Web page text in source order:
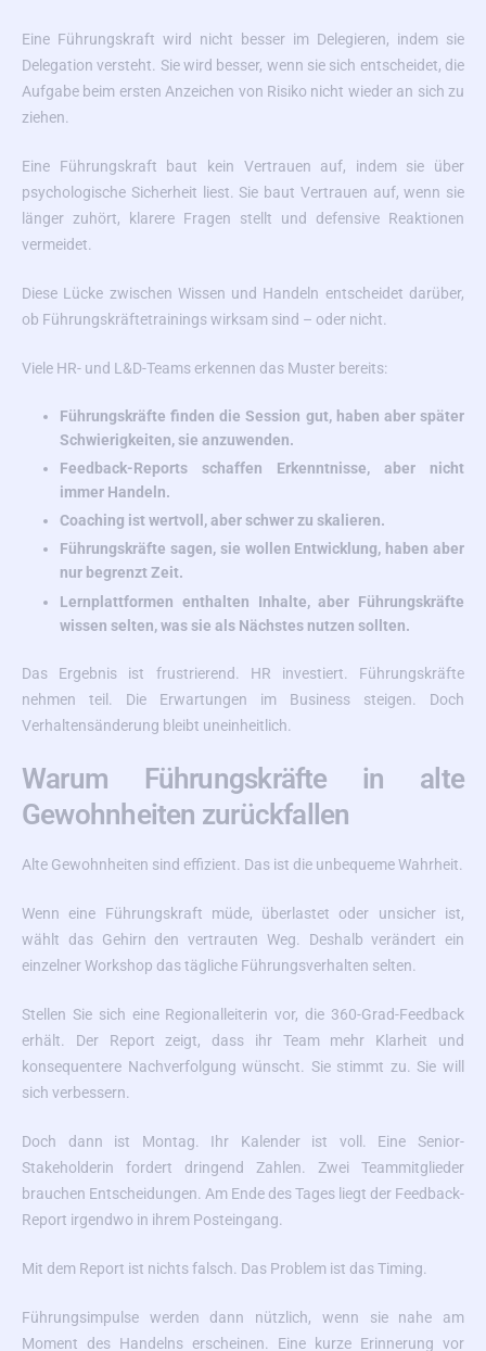
Eine Führungskraft wird nicht besser im Delegieren, indem sie
Delegation versteht. Sie wird besser, wenn sie sich entscheidet, die
Aufgabe beim ersten Anzeichen von Risiko nicht wieder an sich zu
ziehen.
Eine Führungskraft baut kein Vertrauen auf, indem sie über
psychologische Sicherheit liest. Sie baut Vertrauen auf, wenn sie
länger zuhört, klarere Fragen stellt und defensive Reaktionen
vermeidet.
Diese Lücke zwischen Wissen und Handeln entscheidet darüber,
ob Führungskräftetrainings wirksam sind – oder nicht.
Viele HR- und L&D-Teams erkennen das Muster bereits:
Führungskräfte finden die Session gut, haben aber später
Schwierigkeiten, sie anzuwenden.
Feedback-Reports schaffen Erkenntnisse, aber nicht
immer Handeln.
Coaching ist wertvoll, aber schwer zu skalieren.
Führungskräfte sagen, sie wollen Entwicklung, haben aber
nur begrenzt Zeit.
Lernplattformen enthalten Inhalte, aber Führungskräfte
wissen selten, was sie als Nächstes nutzen sollten.
Das Ergebnis ist frustrierend. HR investiert. Führungskräfte
nehmen teil. Die Erwartungen im Business steigen. Doch
Verhaltensänderung bleibt uneinheitlich.
Warum Führungskräfte in alte
Gewohnheiten zurückfallen
Alte Gewohnheiten sind effizient. Das ist die unbequeme Wahrheit.
Wenn eine Führungskraft müde, überlastet oder unsicher ist,
wählt das Gehirn den vertrauten Weg. Deshalb verändert ein
einzelner Workshop das tägliche Führungsverhalten selten.
Stellen Sie sich eine Regionalleiterin vor, die 360-Grad-Feedback
erhält. Der Report zeigt, dass ihr Team mehr Klarheit und
konsequentere Nachverfolgung wünscht. Sie stimmt zu. Sie will
sich verbessern.
Doch dann ist Montag. Ihr Kalender ist voll. Eine Senior-
Stakeholderin fordert dringend Zahlen. Zwei Teammitglieder
brauchen Entscheidungen. Am Ende des Tages liegt der Feedback-
Report irgendwo in ihrem Posteingang.
Mit dem Report ist nichts falsch. Das Problem ist das Timing.
Führungsimpulse werden dann nützlich, wenn sie nahe am
Moment des Handelns erscheinen. Eine kurze Erinnerung vor